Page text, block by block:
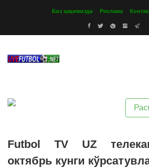
Биз ҳақимизда Реклама
Futbol TV UZ
октябрь кунги